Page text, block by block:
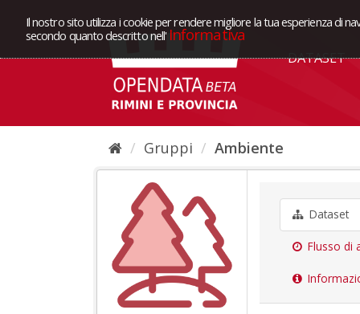
Il nostro sito utilizza i cookie per rendere migliore la tua esperienza di
secondo quanto descritto nell' Informativa
DATASET
Gruppi Ambiente
Dataset
Flusso di